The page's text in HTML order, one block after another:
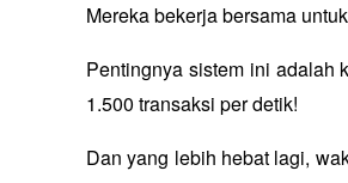
Mereka bekerja bersama
Pentingnya sistem ini adalah
1.500 transaksi per detik!
Dan yang lebih hebat lagi,